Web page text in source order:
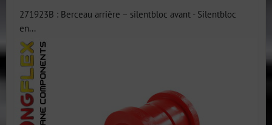
271923B : Berceau arrière – silentbloc avant - Silentbloc
en...